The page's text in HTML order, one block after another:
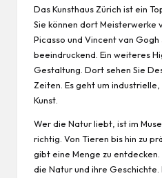
Das Kunsthaus Zürich ist ein
Sie können dort Meisterwerke
Picasso und Vincent van Gogh
beeindruckend. Ein weiteres
Gestaltung. Dort sehen Sie
Zeiten. Es geht um
Kunst.
Wer die Natur liebt, ist im
richtig. Von Tieren bis hin zu
gibt eine Menge zu
die Natur und ihre Geschichte.